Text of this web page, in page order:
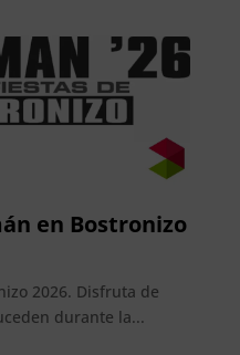
en Bostronizo
2026. Disfruta de
durante la...